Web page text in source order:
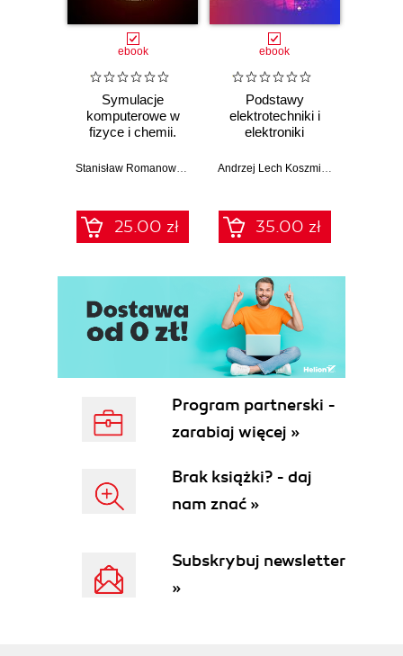
6.3. Kompresja sekwencji wizyjnej
6.5. Wideo w edukacji ekonomicznej i medycznej
6.6. Wideomarketing
ebook
Symulacje
komputerowe w
fizyce i chemii.
zagadnienia
Dorota Światła-Wójcik
25.00 zł
ebook
Podstawy
elektrotechniki i
elektroniki
35.00 zł
Program partnerski -
zarabiaj więcej »
Brak książki? - daj
nam znać »
Subskrybuj newsletter
»